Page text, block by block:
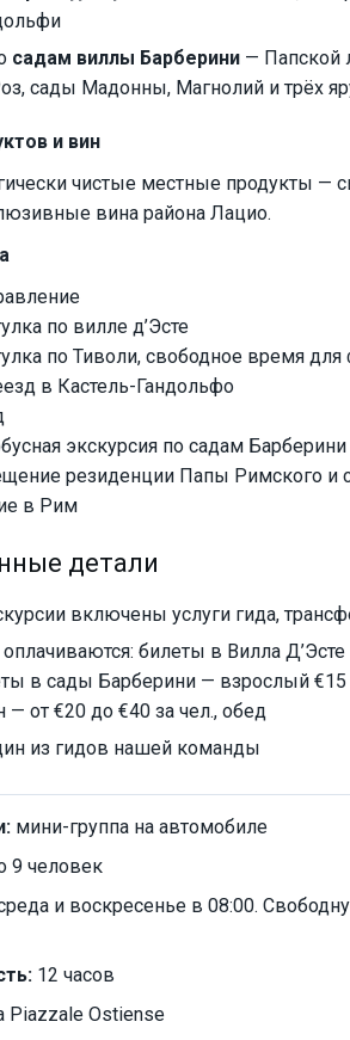
садам виллы Барберини — Папской
сады Мадонны, Магнолий и трёх
и вин
чистые местные продукты —
вина района Лацио.
по вилле д’Эсте
по Тиволи, свободное время для
в Кастель-Гандольфо
экскурсия по садам
резиденции Папы Римского и
в Рим
детали
включены услуги гида,
билеты в Вилла
в сады Барберини — взрослый €15
— от €20 до €40 за чел., обед
из гидов нашей команды
мини-группа на автомобиле
9 человек
и воскресенье в 08:00.
12 часов
Piazzale Ostiense